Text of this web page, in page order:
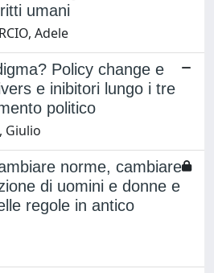
umani
Adele
Policy change e
e inibitori lungo i tre
politico
Giulio
norme, cambiare
di uomini e donne e
regole in antico